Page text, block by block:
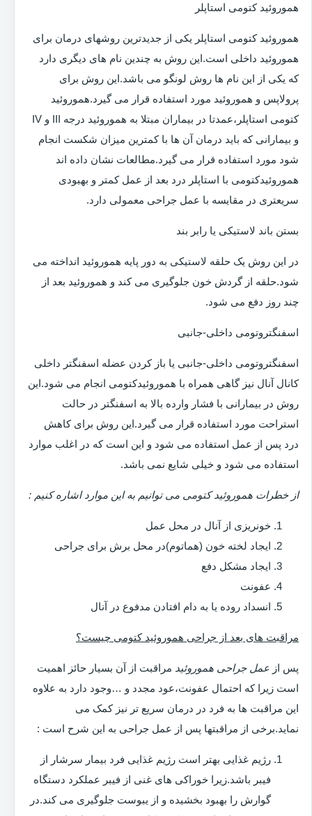
هموروئید کتومی استاپلر
هموروئید کتومی استاپلر یکی از جدیدترین روشهای درمان برای
هموروئید داخلی است.این روش به چندین نام های دیگری دارد
که یکی از این نام ها روش لونگو می باشد.این روش برای
پرولاپس و هموروئید مورد استفاده قرار می گیرد.هموروئید
کتومی استاپلر،عمدتا در بیماران مبتلا به هموروئید درجه III و IV
و بیمارانی که باید درمان آن ها با کمترین میزان شکست انجام
شود مورد استفاده قرار می گیرد.مطالعات نشان داده اند
هموروئیدکتومی با استاپلر درد بعد از عمل کمتر و بهبودی
سریعتری در مقایسه با عمل جراحی معمولی دارد.
بستن باند لاستیکی یا رابر بند
در این روش یک حلقه لاستیکی به دور پایه هموروئید انداخته می
شود.حلقه از گردش خون جلوگیری می کند و هموروئید بعد از
چند روز دفع می شود.
اسفنگتروتومی داخلی-جانبی
اسفنگتروتومی داخلی-جانبی یا باز کردن عضله اسفنگتر داخلی
کانال آنال نیز گاهی همراه با هموروئیدکتومی انجام می شود.این
روش در بیمارانی با فشار وارده بالا به اسفنگتر در حالت
استراحت مورد استفاده قرار می گیرد.این روش برای کاهش
درد پس از عمل استفاده می شود و این است که در اغلب موارد
استفاده می شود و خیلی شایع نمی باشد.
از خطرات هموروئید کتومی می توانیم به این موارد اشاره کنیم :
خونریزی از آنال در محل عمل
ایجاد لخته خون (هماتوم)در محل برش برای جراحی
ایجاد مشکل دفع
عفونت
انسداد روده یا به دام افتادن مدفوع در آنال
مراقبت های بعد از جراحی هموروئید کتومی چیست؟
پس از عمل جراحی هموروئید مراقبت از آن بسیار حائز اهمیت
است زیرا که احتمال عفونت،عود مجدد و …وجود دارد به علاوه
این مراقبت ها به فرد در درمان سریع تر نیز کمک می
نماید.برخی از مراقبتها پس از عمل جراحی به این شرح است :
رژیم غذایی بهتر است رژیم غذایی فرد بیمار سرشار از
فیبر باشد.زیرا خوراکی های غنی از فیبر عملکرد دستگاه
گوارش را بهبود بخشیده و از یبوست جلوگیری می کند.در